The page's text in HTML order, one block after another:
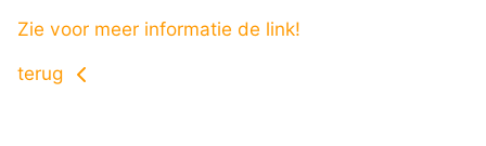
Zie voor meer informatie de link!
terug